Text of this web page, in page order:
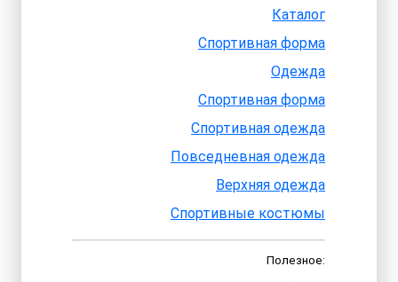
Каталог
Спортивная форма
Одежда
Спортивная форма
Спортивная одежда
Повседневная одежда
Верхняя одежда
Спортивные костюмы
Полезное: